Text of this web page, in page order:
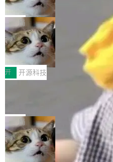
（<a href="https://
bug.cgi?id=204...
orkers 跑了十年 Isolate。用
nce 的话说：「我们一生都在用
码，而 AI Agent 不需要容器，
late。」 容器为什么不合适 容器
和销毁都太重了。一个 Agent 要
只需要几毫秒的 CPU 时间，但
就绪要花数秒。如果未来有十...
诉讼，称“Apple is getting
g”
上个月，苹果一纸诉状把
控其挖角苹果前员工并窃取商业
状把 OpenAI 描述成一个系统性
人、套取机密信息的对手。
函，也没选择庭外沉默。它在官
文，标题只有六个字：Apple is
ng。 然后，它把邮件往来和
录全贴了出来。 他发错人了 苹
iel Gross 来自 Weil 律所，2 月
给 OpenAI 总法律顾问 Che
件，附了一封长信，要求
果员工带走机密信...
局
HUAWEI MatePad Edge上架
ddy鸿蒙PC版，说话就能干
搭子
全能AI工作台WorkBuddy鸿蒙
I MatePad Edge应用市场，直接
用，与鸿蒙电脑上的体验一致。
这是目前市面上唯一支持平板接
C版的产品，搭载“人机双写”重
你的，AI写AI的，同屏协作互不
AI帮你干活，现在开启全新体验
体验WorkBuddy鸿蒙PC版前，
atePad Edge 升级至
开 开源科技
FFmpeg 9.0 发布：代号
全球知名开源多媒体框架
布了 9.0 版本。这个版本除了带
处理能力和硬件加速支持之外，
处：FFmpeg 9.0 的代号是“Lei”
来自中国开发者雷霄骅（Lei
局
亚马逊成本失控：AI 写代码烧
万元，超预算 860%
外媒近日曝光了亚马逊的多份内